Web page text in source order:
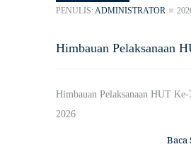
PENULIS:ADMINISTRATOR
Himbauan Pelaksanaan
Himbauan Pelaksanaan HUT
2026
Baca